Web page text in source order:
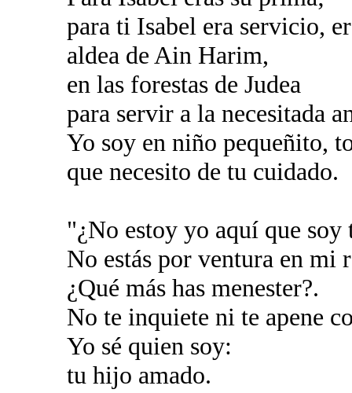
para ti Isabel era servicio,
aldea de Ain Harim,
en las forestas de Judea
para servir a la necesitada
Yo soy en niño pequeñito,
que necesito de tu cuidado.
"¿No estoy yo aquí que soy
No estás por ventura en mi
¿Qué más has menester?.
No te inquiete ni te apene
Yo sé quien soy:
tu hijo amado.